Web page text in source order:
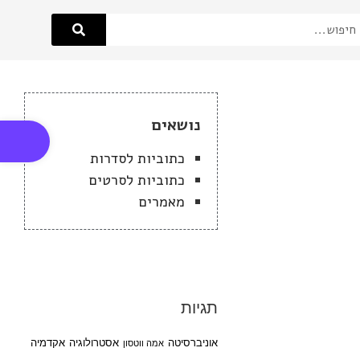
פתח נושאים
כתוביות לסדרות
כתוביות לסרטים
מאמרים
תגיות
אוניברסיטה אמה ווטסון אסטרולוגיה אקדמיה